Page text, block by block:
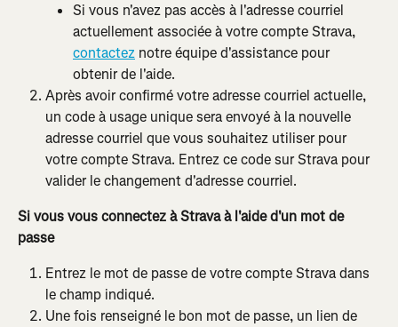
Si vous n'avez pas accès à l'adresse courriel
actuellement associée à votre compte Strava,
contactez notre équipe d'assistance pour
obtenir de l'aide.
Après avoir confirmé votre adresse courriel actuelle,
un code à usage unique sera envoyé à la nouvelle
adresse courriel que vous souhaitez utiliser pour
votre compte Strava. Entrez ce code sur Strava pour
valider le changement d'adresse courriel.
Si vous vous connectez à Strava à l'aide d'un mot de
passe
Entrez le mot de passe de votre compte Strava dans
le champ indiqué.
Une fois renseigné le bon mot de passe, un lien de